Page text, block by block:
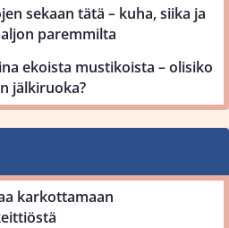
sekaan tätä – kuha, siika ja
paremmilta
ekoista mustikoista – olisiko
jälkiruoka?
karkottamaan